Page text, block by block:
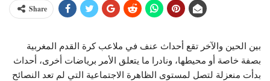
Share
بين الحين والآخر تقع أحداث عنف في ملاعب كرة القدم المغربية
بصفة خاصة أو محيطها، ونادرا ما يتعلق الأمر برياضات أخرى، أحداث
بدأت منعزلة لتصل لمستوى الظاهرة الاجتماعية التي لم تعد النصائح